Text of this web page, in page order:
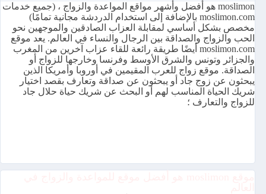
moslimon هو أفضل وأشهر مواقع المواعدة والزواج ، (جميع خدمات
moslimon.com بالإضافة إلى استخدام الدردشة مجانية تمامًا)
مخصص بشكل أساسي لمقابلة العزاب الصادقين والموجهين نحو
الحب والزواج والصداقة بين الرجال والنساء في العالم. يعد موقع
moslimon.com أيضًا طريقة رائعة للقاء عزاب آخرين من المغرب
والجزائر وتونس والشرق الأوسط وفرنسا وخارجها للزواج أو
الصداقة. موقع زواج للعرب المقيمين في أوروبا وأمريكا الذين
يبحثون عن زوج جاد أو يبحثون عن صداقة وتعارف بقصد اختيار
شريك الحياة المناسب لهم أو البحث عن شريك حياة حلال جاد
للزواج والتعارف ؛